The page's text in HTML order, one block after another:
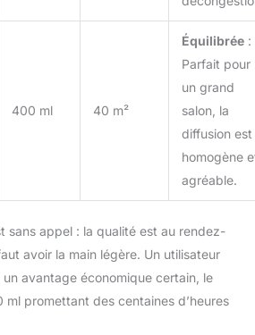
400 ml 40 m²
Équilibrée :
Parfait pour
un grand
salon, la
diffusion est
homogène
agréable.
sans appel : la qualité est au rendez-
avoir la main légère. Un utilisateur
avantage économique certain, le
ml promettant des centaines d’heures